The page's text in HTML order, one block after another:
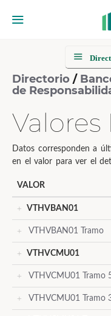
Directorio /
de
Valores
Datos corresponden a
en el valor para ver el
VALOR
VTHVBAN01
VTHVBAN01 Tramo
VTHVCMU01
VTHVCMU01 Tramo
VTHVCMU01 Tramo